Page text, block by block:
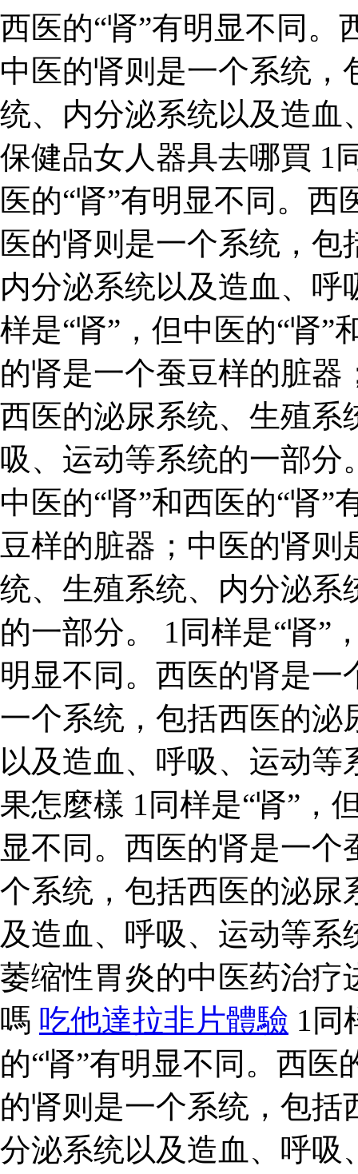
西医的“肾”有明显不同。
中医的肾则是一个系统
统、内分泌系统以及造血
保健品女人器具去哪買 1
医的“肾”有明显不同。
医的肾则是一个系统，
内分泌系统以及造血、呼
样是“肾”，但中医的“肾”
的肾是一个蚕豆样的脏
西医的泌尿系统、生殖系
吸、运动等系统的一部分
中医的“肾”和西医的“肾
豆样的脏器；中医的肾
统、生殖系统、内分泌系
的一部分。 1同样是“肾”
明显不同。西医的肾是
一个系统，包括西医的泌
以及造血、呼吸、运动
果怎麼樣 1同样是“肾”，
显不同。西医的肾是一
个系统，包括西医的泌尿
及造血、呼吸、运动等
萎缩性胃炎的中医药治疗
嗎 吃他達拉非片體驗 1同
的“肾”有明显不同。西
的肾则是一个系统，包
分泌系统以及造血、呼吸